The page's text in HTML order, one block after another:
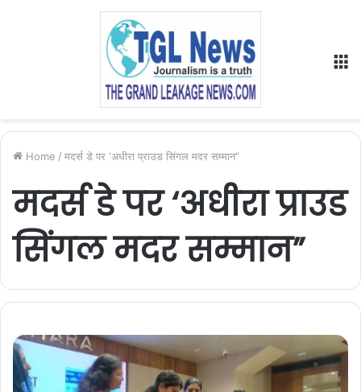
Home / मदर्स डे पर ‘अधीरा प्राउड सिंगल मदर सम्मान”
मदर्स डे पर ‘अधीरा प्राउड
सिंगल मदर सम्मान”